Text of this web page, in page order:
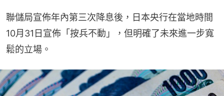
聯儲局宣佈年內第三次降息後，日本央行在當地時間
10月31日宣佈「按兵不動」，但明確了未來進一步寬
鬆的立場。